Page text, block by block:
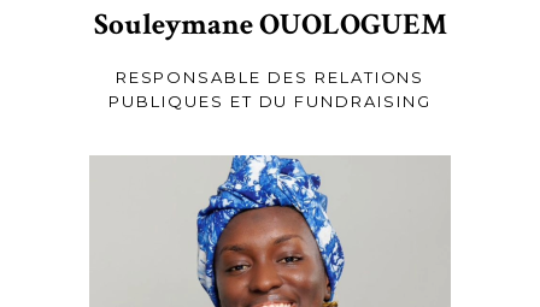
Souleymane OUOLOGUEM
RESPONSABLE DES RELATIONS
PUBLIQUES ET DU FUNDRAISING